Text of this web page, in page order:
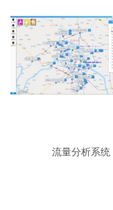
流量分析系统